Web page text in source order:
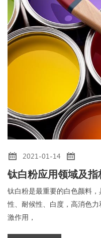
2021-01-14
钛白粉应用领域及指
钛白粉是最重要的白色颜料
性、耐候性、白度，高消色
激作用，